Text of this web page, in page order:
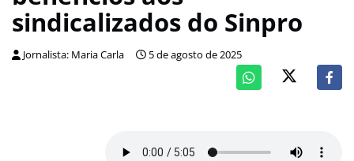
sindicalizados do Sinpro
Jornalista: Maria Carla 5 de agosto de 2025